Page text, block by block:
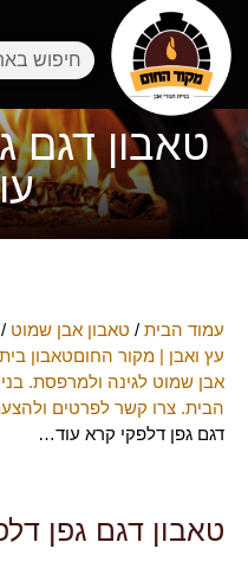
טאבון דגם
עמוד הבית / טאבון אבן שמוט /
עץ ואבן | מקור החוםטאבון
אבן שמוט לגינה ולמרפסת.
הבית. צרו קשר לפרטים
דגם גפן דלפקי קרא עוד…
טאבון דגם גפן